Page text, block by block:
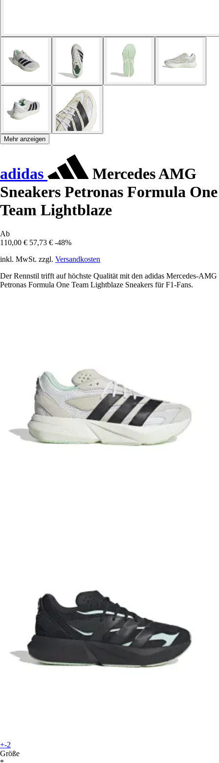
Mehr anzeigen
adidas
Mercedes AMG
Sneakers Petronas Formula One
Team Lightblaze
Ab
110,00 € 57,73 € -48%
inkl. MwSt. zzgl. Versandkosten
Der Rennstil trifft auf höchste Qualität mit den adidas Mercedes-AMG
Petronas Formula One Team Lightblaze Sneakers für F1-Fans.
+-2
Größe